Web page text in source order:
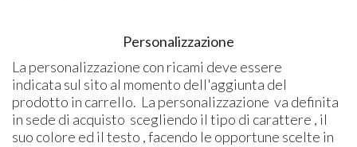
Personalizzazione
La personalizzazione con ricami deve essere
indicata sul sito al momento dell'aggiunta del
prodotto in carrello. La personalizzazione va definita
in sede di acquisto scegliendo il tipo di carattere , il
suo colore ed il testo , facendo le opportune scelte in